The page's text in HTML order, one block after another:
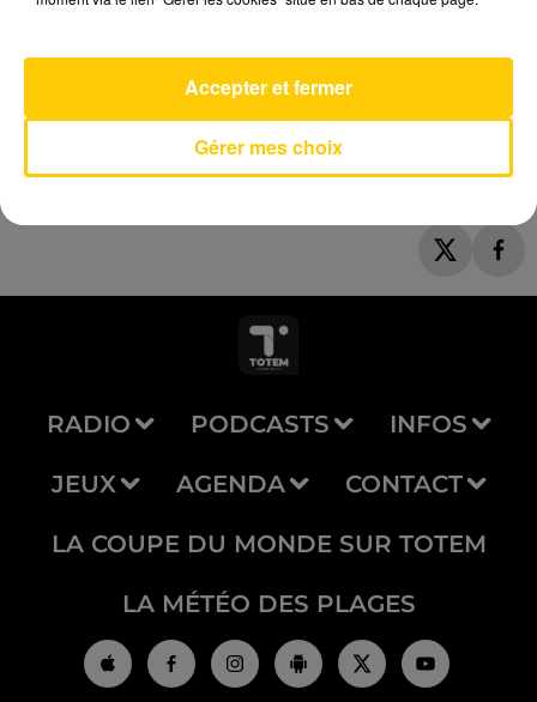
So Easy
AVEYRON NORD
RADIO PODCASTS INFOS
JEUX AGENDA CONTACT
LA COUPE DU MONDE SUR TOTEM
LA MÉTÉO DES PLAGES
Gérer mes choix
Accepter et fermer